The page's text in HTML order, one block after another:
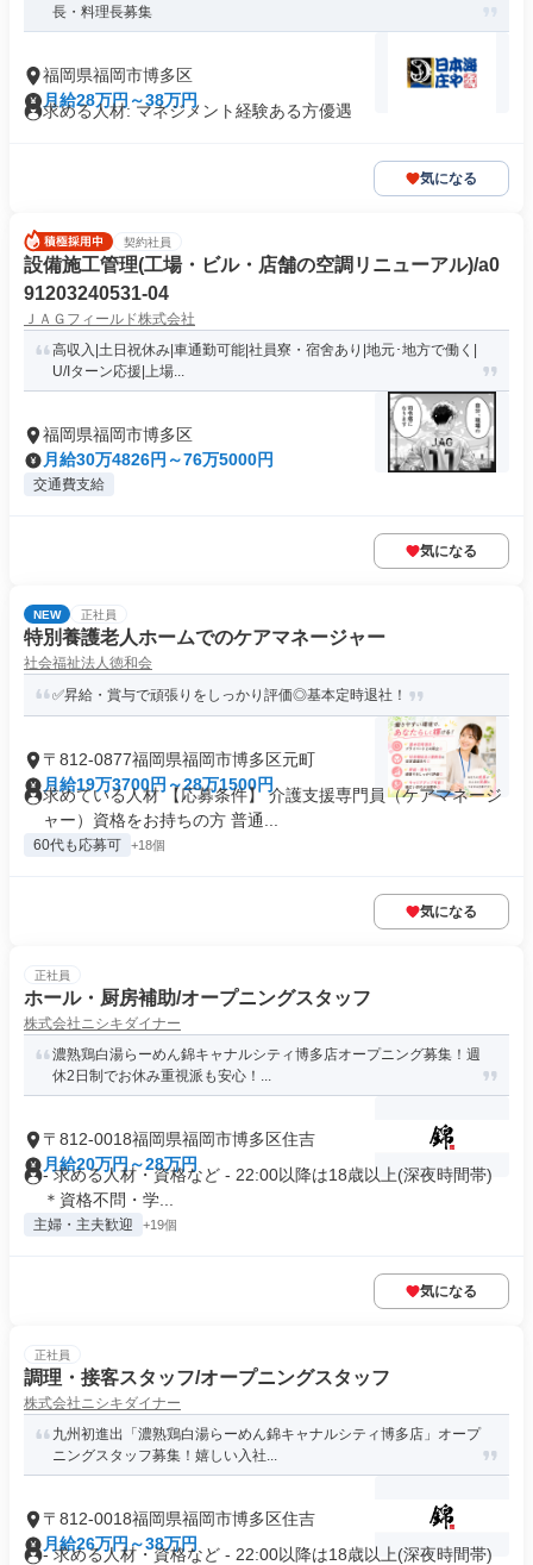
長・料理長募集
福岡県福岡市博多区
月給28万円～38万円
求める人材: マネジメント経験ある方優遇
気になる
契約社員
設備施工管理(工場・ビル・店舗の空調リニューアル)/a0
91203240531-04
ＪＡＧフィールド株式会社
高収入|土日祝休み|車通勤可能|社員寮・宿舍あり|地元･地方で働く|
U/Iターン応援|上場...
福岡県福岡市博多区
月給30万4826円～76万5000円
交通費支給
気になる
NEW 正社員
特別養護老人ホームでのケアマネージャー
社会福祉法人徳和会
✅昇給・賞与で頑張りをしっかり評価◎基本定時退社！
〒812-0877福岡県福岡市博多区元町
月給19万3700円～28万1500円
求めている人材 【応募条件】 介護支援専門員（ケアマネージ
ャー）資格をお持ちの方 普通...
60代も応募可 +18個
気になる
正社員
ホール・厨房補助/オープニングスタッフ
株式会社ニシキダイナー
濃熟鶏白湯らーめん錦キャナルシティ博多店オープニング募集！週
休2日制でお休み重視派も安心！...
〒812-0018福岡県福岡市博多区住吉
月給20万円～28万円
- 求める人材・資格など - 22:00以降は18歳以上(深夜時間帯)
＊資格不問・学...
主婦・主夫歓迎 +19個
気になる
正社員
調理・接客スタッフ/オープニングスタッフ
株式会社ニシキダイナー
九州初進出「濃熟鶏白湯らーめん錦キャナルシティ博多店」オープ
ニングスタッフ募集！嬉しい入社...
〒812-0018福岡県福岡市博多区住吉
月給26万円～38万円
- 求める人材・資格など - 22:00以降は18歳以上(深夜時間帯)